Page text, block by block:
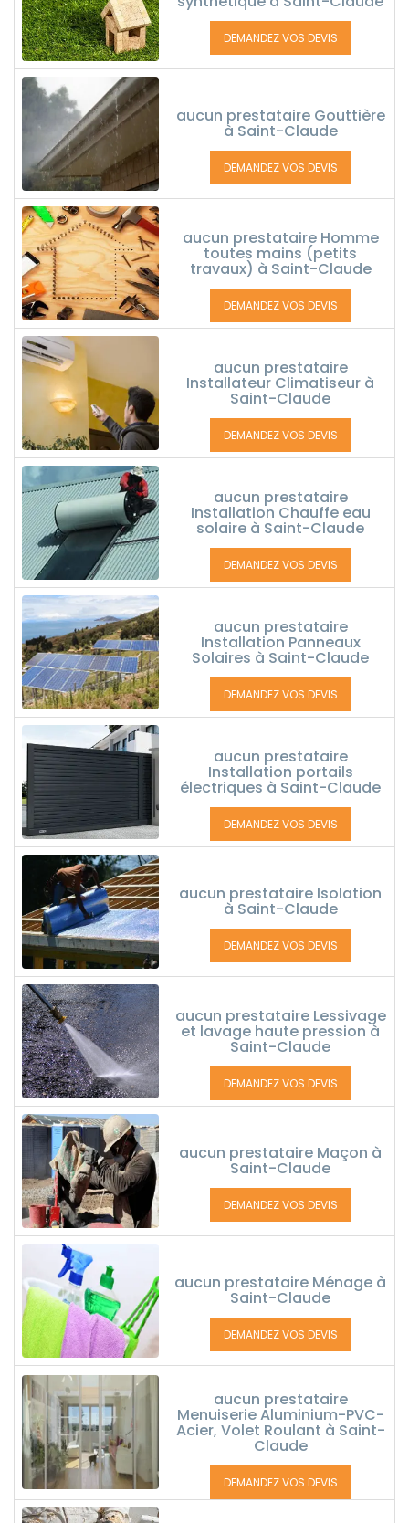
DEMANDEZ VOS DEVIS
aucun prestataire Gouttière
à Saint-Claude
DEMANDEZ VOS DEVIS
aucun prestataire Homme
toutes mains (petits
travaux) à Saint-Claude
DEMANDEZ VOS DEVIS
aucun prestataire
Installateur Climatiseur à
Saint-Claude
DEMANDEZ VOS DEVIS
aucun prestataire
Installation Chauffe eau
solaire à Saint-Claude
DEMANDEZ VOS DEVIS
aucun prestataire
Installation Panneaux
Solaires à Saint-Claude
DEMANDEZ VOS DEVIS
aucun prestataire
Installation portails
électriques à Saint-Claude
DEMANDEZ VOS DEVIS
aucun prestataire Isolation
à Saint-Claude
DEMANDEZ VOS DEVIS
aucun prestataire Lessivage
et lavage haute pression à
Saint-Claude
DEMANDEZ VOS DEVIS
aucun prestataire Maçon à
Saint-Claude
DEMANDEZ VOS DEVIS
aucun prestataire Ménage à
Saint-Claude
DEMANDEZ VOS DEVIS
aucun prestataire
Menuiserie Aluminium-PVC-
Acier, Volet Roulant à Saint-
Claude
DEMANDEZ VOS DEVIS